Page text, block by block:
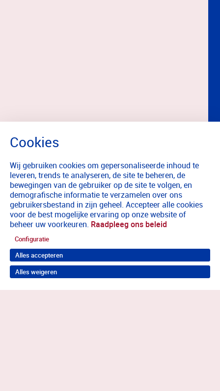
Wij gebruiken cookies om gepersonaliseerde inhoud te
leveren, trends te analyseren, de site te beheren, de
bewegingen van de gebruiker op de site te volgen, en
demografische informatie te verzamelen over ons
gebruikersbestand in zijn geheel. Accepteer alle cookies
voor de best mogelijke ervaring op onze website of
beheer uw voorkeuren. Raadpleeg ons beleid
Configuratie
Alles accepteren
Alles weigeren